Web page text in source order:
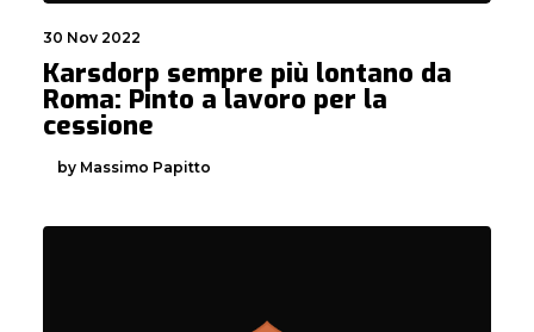
30 Nov 2022
Karsdorp sempre più lontano da
Roma: Pinto a lavoro per la
cessione
by Massimo Papitto